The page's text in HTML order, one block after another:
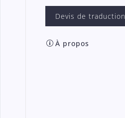
Devis de traduction
À propos